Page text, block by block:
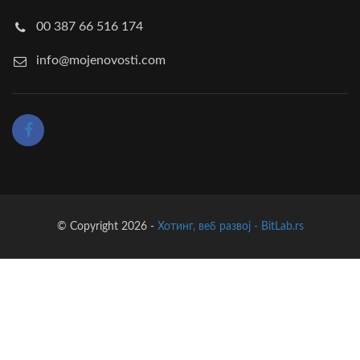
00 387 66 516 174
info@mojenovosti.com
© Copyright 2026 - Хотинг, веб развој - BitLab.rs